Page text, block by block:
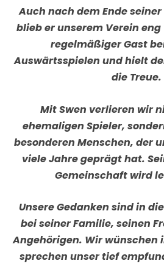
Auch nach dem Ende
blieb er unserem Verein
regelmäßiger Gast
Auswärtsspielen und hielt
die Treue.
Mit Swen verlieren wir
ehemaligen Spieler,
besonderen Menschen, der
viele Jahre geprägt hat.
Gemeinschaft wird
Unsere Gedanken sind in
bei seiner Familie, seinen
Angehörigen. Wir wünschen
sprechen unser tief